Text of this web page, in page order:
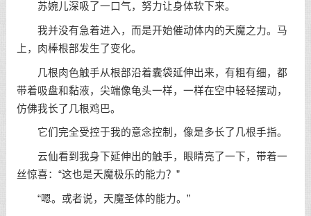
苏婉儿深吸了一口气，努力让身体软下来。
我并没有急着进入，而是开始催动体内的天魔之力。马
上，肉棒根部发生了变化。
几根肉色触手从根部沿着囊袋延伸出来，有粗有细，都
带着吸盘和黏液，尖端像龟头一样，一样在空中轻轻摆动，
仿佛我长了几根鸡巴。
它们完全受控于我的意念控制，像是多长了几根手指。
云仙看到我身下延伸出的触手，眼睛亮了一下，带着一
丝惊喜：“这也是天魔极乐的能力？”
“嗯。或者说，天魔圣体的能力。”